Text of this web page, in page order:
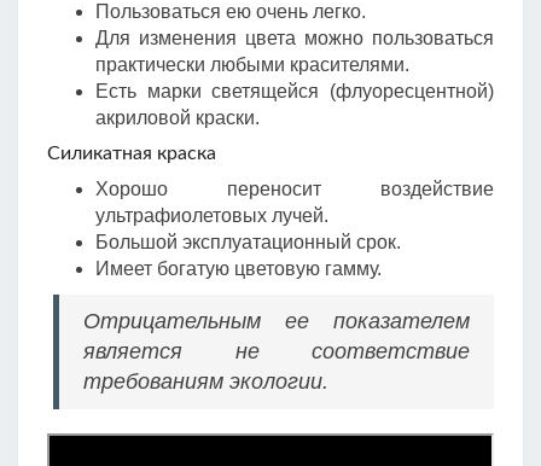
Пользоваться ею очень легко.
Для изменения цвета можно пользоваться
практически любыми красителями.
Есть марки светящейся (флуоресцентной)
акриловой краски.
Силикатная краска
Хорошо переносит воздействие
ультрафиолетовых лучей.
Большой эксплуатационный срок.
Имеет богатую цветовую гамму.
Отрицательным ее показателем
является не соответствие
требованиям экологии.